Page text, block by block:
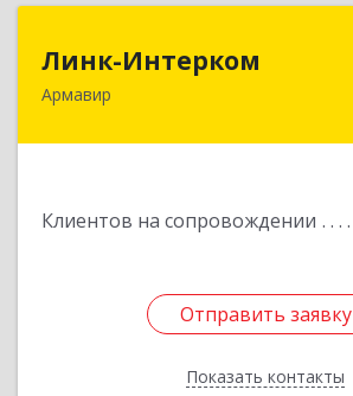
Линк-Интерком
Армавир
Клиентов на сопровождении
Отправить заявку
Показать контакты
Отправить заявку
Назад